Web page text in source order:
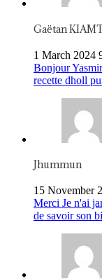
Gaëtan
1 March 2024
Bonjour
recette dholl
Jhummun
15 November
Merci Je n'ai
de savoir son